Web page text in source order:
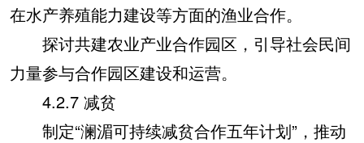
在水产养殖能力建设等方面的渔业合作。
探讨共建农业产业合作园区，引导社会民间
力量参与合作园区建设和运营。
4.2.7 减贫
制定“澜湄可持续减贫合作五年计划”，推动